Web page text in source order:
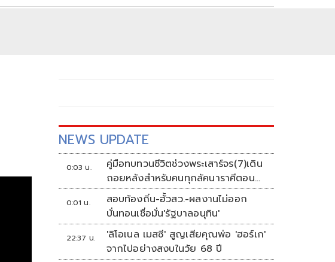
NEWS UPDATE
0:03 น.
คู่มือทบทวนชีวิตช่วงพระเสาร์จร(7)เดิน
ถอยหลังสำหรับคนทุกลัคนาราศีตอน
ที่2
0:01 น.
สอบท้องถิ่น-ฮั้วสว.-ผลงานไม่ออก
บั่นทอนเชื่อมั่น'รัฐบาลอนุทิน'
22:37 น.
'ลิโอเนล เมสซี' สูญเสียคุณพ่อ 'ฮอร์เก'
จากไปอย่างสงบในวัย 68 ปี